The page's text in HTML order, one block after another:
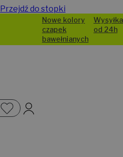
Przejdź do stopki
Nowe kolory
czapek
bawełnianych
Wysyłka
od 24h